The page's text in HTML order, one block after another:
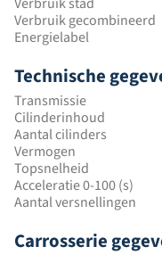
Verbruik gecombineerd
Energielabel
Technische
Transmissie
Cilinderinhoud
Aantal cilinders
Vermogen
Topsnelheid
Acceleratie 0-100 (s)
Aantal versnellingen
Carrosserie